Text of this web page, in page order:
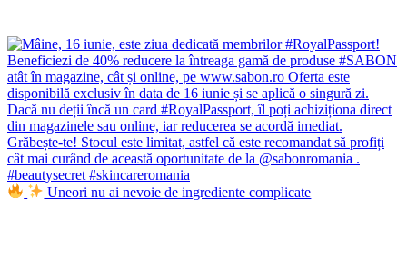
Uneori nu ai nevoie de ingrediente complicate